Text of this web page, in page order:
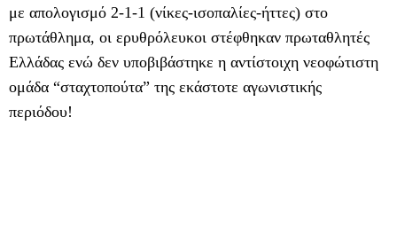
με απολογισμό 2-1-1 (νίκες-ισοπαλίες-ήττες) στο
πρωτάθλημα, οι ερυθρόλευκοι στέφθηκαν πρωταθλητές
Ελλάδας ενώ δεν υποβιβάστηκε η αντίστοιχη νεοφώτιστη
ομάδα “σταχτοπούτα” της εκάστοτε αγωνιστικής
περιόδου!